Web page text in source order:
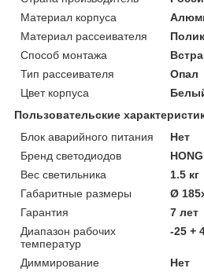
Материал корпуса
Материал рассеивателя
Способ монтажа
Тип рассеивателя
Опал
Цвет корпуса
Пользовательские
Блок аварийного питания
Нет
Бренд светодиодов
Вес светильника
1.5 кг
Габаритные размеры
Ø
Гарантия
7 лет
Диапазон рабочих
температур
-25 +
Диммирование
Нет